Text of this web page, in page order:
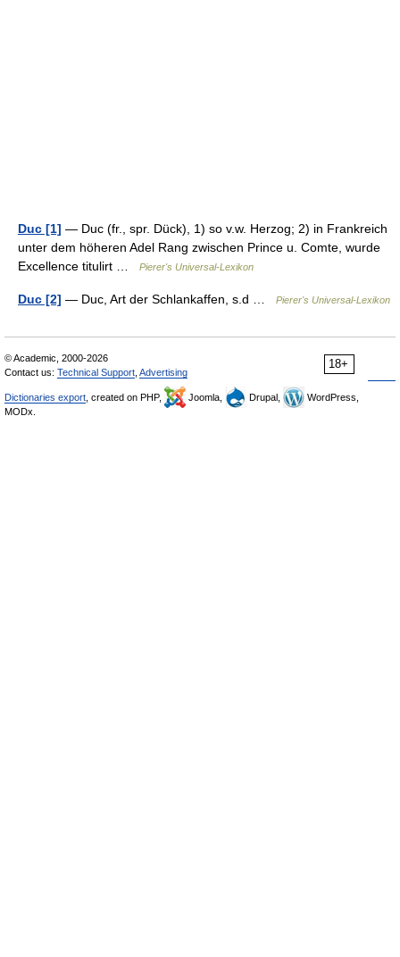
Duc [1] — Duc (fr., spr. Dück), 1) so v.w. Herzog; 2) in Frankreich
unter dem höheren Adel Rang zwischen Prince u. Comte, wurde
Excellence titulirt …
Pierer's Universal-Lexikon
Duc [2] — Duc, Art der Schlankaffen, s.d … Pierer's Universal-Lexikon
18+
© Academic, 2000-2026
Contact us: Technical Support Advertising
Dictionaries export , created on PHP, Joomla, Drupal,
WordPress,
MODx.